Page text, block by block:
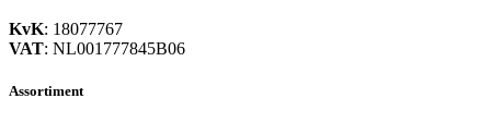
KvK: 18077767
VAT: NL001777845B06
Assortiment